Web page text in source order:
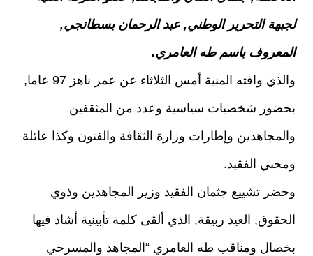
لجبهة التحرير الوطني, عبد الرحمان بسطانجي,
المعروف باسم طه العامري.
والذي وافته المنية أمس الثلاثاء عن عمر ناهز 97 عاما,
بحضور شخصيات سياسية وعدد من المثقفين
والمجاهدين وإطارات وزارة الثقافة والفنون وكذا عائلة
ومحبي الفقيد.
وحضر تشييع جثمان الفقيد وزير المجاهدين وذوي
الحقوق, العيد ربيقة, الذي ألقى كلمة تأبينية أشاد فيها
بخصال ومناقب طه العامري “المجاهد والمسرحي